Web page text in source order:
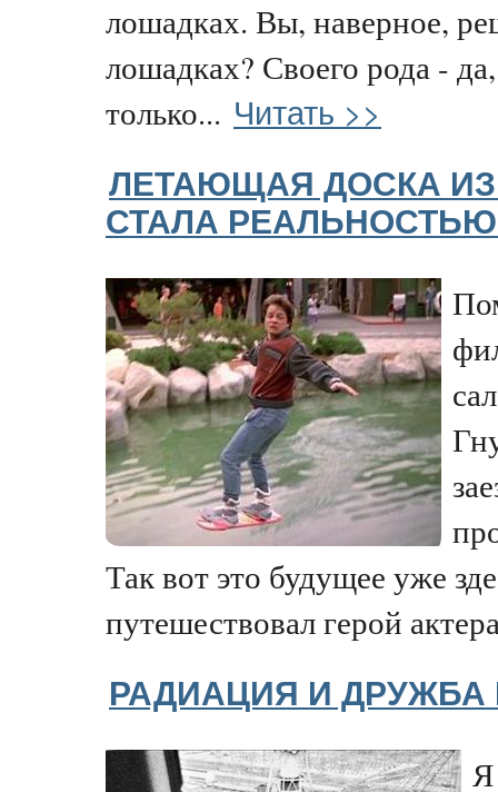
лошадках. Вы, наверное,
лошадках? Своего рода -
только... Читать >>
ЛЕТАЮЩАЯ ДОСКА
СТАЛА
Так вот это будущее уже
путешествовал герой
РАДИАЦИЯ И
Я